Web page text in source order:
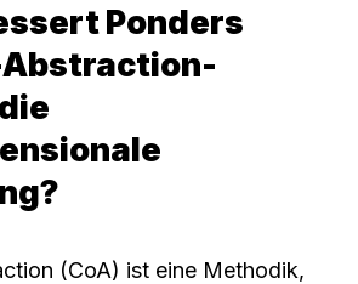
Ponders
(CoA) ist eine Methodik,